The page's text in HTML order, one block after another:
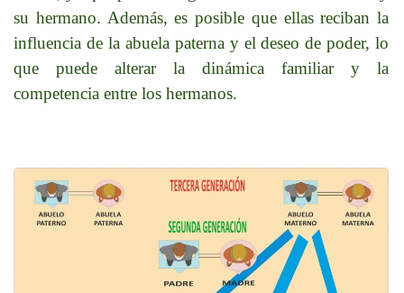
su hermano. Además, es posible que ellas reciban la
influencia de la abuela paterna y el deseo de poder, lo
que puede alterar la dinámica familiar y la
competencia entre los hermanos.